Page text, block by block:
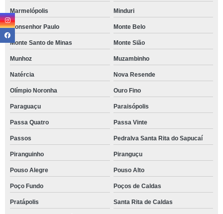
Marmelópolis Minduri
Monsenhor Paulo Monte Belo
Monte Santo de Minas Monte Sião
Munhoz Muzambinho
Natércia Nova Resende
Olímpio Noronha Ouro Fino
Paraguaçu Paraisópolis
Passa Quatro Passa Vinte
Passos Pedralva Santa Rita do Sapucaí
Piranguinho Piranguçu
Pouso Alegre Pouso Alto
Poço Fundo Poços de Caldas
Pratápolis Santa Rita de Caldas